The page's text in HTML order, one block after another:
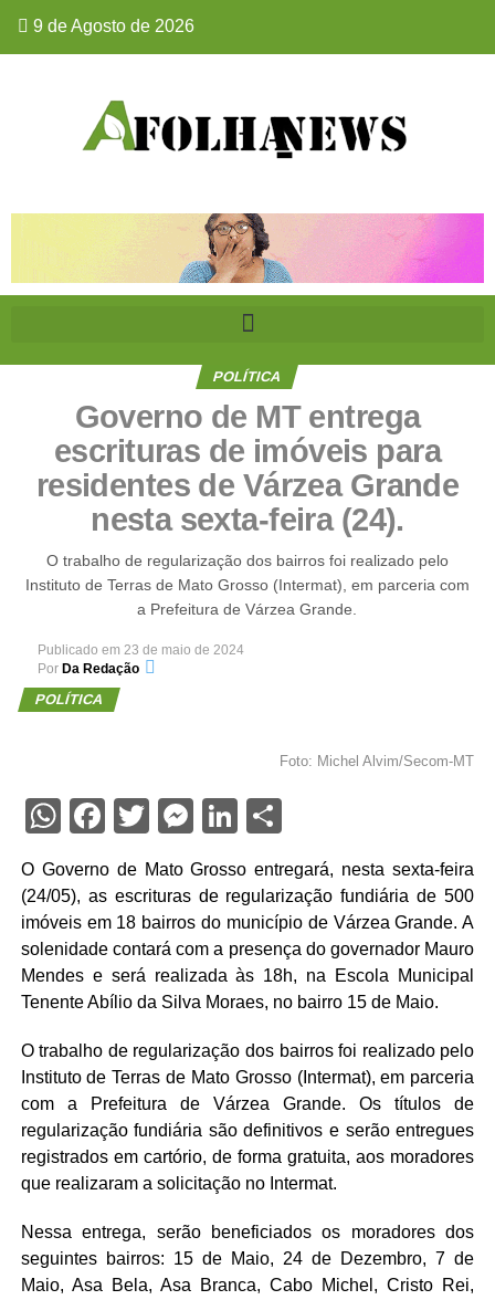
9 de Agosto de 2026
POLÍTICA
Governo de MT entrega
escrituras de imóveis para
residentes de Várzea Grande
nesta sexta-feira (24).
O trabalho de regularização dos bairros foi realizado pelo
Instituto de Terras de Mato Grosso (Intermat), em parceria com
a Prefeitura de Várzea Grande.
Publicado em 23 de maio de 2024
Por Da Redação
POLÍTICA
Foto: Michel Alvim/Secom-MT
WhatsApp
Facebook
Twitter
Messenger
LinkedIn
Share
O Governo de Mato Grosso entregará, nesta sexta-feira
(24/05), as escrituras de regularização fundiária de 500
imóveis em 18 bairros do município de Várzea Grande. A
solenidade contará com a presença do governador Mauro
Mendes e será realizada às 18h, na Escola Municipal
Tenente Abílio da Silva Moraes, no bairro 15 de Maio.
O trabalho de regularização dos bairros foi realizado pelo
Instituto de Terras de Mato Grosso (Intermat), em parceria
com a Prefeitura de Várzea Grande. Os títulos de
regularização fundiária são definitivos e serão entregues
registrados em cartório, de forma gratuita, aos moradores
que realizaram a solicitação no Intermat.
Nessa entrega, serão beneficiados os moradores dos
seguintes bairros: 15 de Maio, 24 de Dezembro, 7 de
Maio, Asa Bela, Asa Branca, Cabo Michel, Cristo Rei,